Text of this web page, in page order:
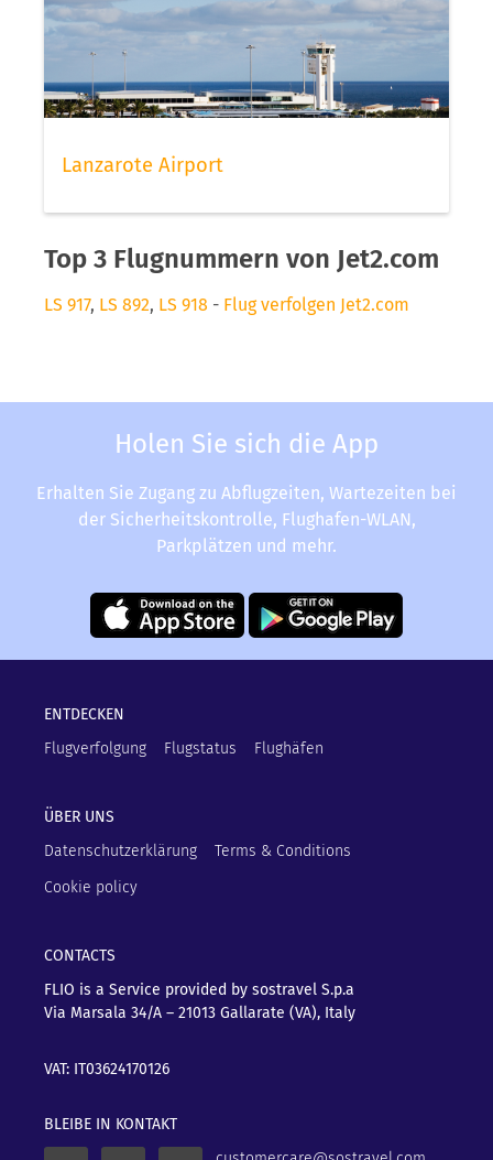
Lanzarote Airport
Top 3 Flugnummern von Jet2.com
LS 917, LS 892, LS 918 - Flug verfolgen Jet2.com
Holen Sie sich die App
Erhalten Sie Zugang zu Abflugzeiten, Wartezeiten bei
der Sicherheitskontrolle, Flughafen-WLAN,
Parkplätzen und mehr.
ENTDECKEN
Flugverfolgung
Flugstatus Flughäfen
ÜBER UNS
Datenschutzerklärung
Terms & Conditions
Cookie policy
CONTACTS
FLIO is a Service provided by sostravel S.p.a
Via Marsala 34/A – 21013 Gallarate (VA), Italy
VAT: IT03624170126
BLEIBE IN KONTAKT